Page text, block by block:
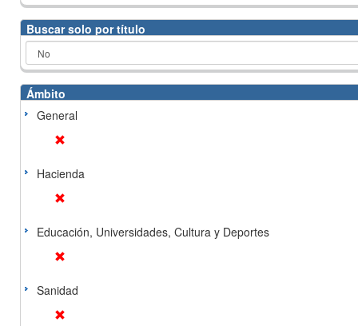
Buscar solo por título
Ámbito
General
Hacienda
Educación, Universidades, Cultura y Deportes
Sanidad